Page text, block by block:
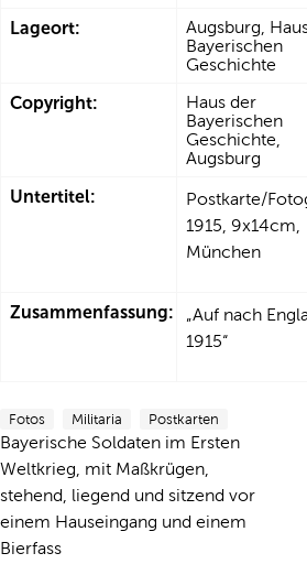
Lageort:
Augsburg,
Bayerischen
Geschichte
Copyright:
Haus der
Bayerischen
Geschichte,
Augsburg
Untertitel:
Postkarte/
1915, 9x14cm,
München
Zusammenfassung:
„Auf nach
1915“
Fotos Militaria Postkarten
Bayerische Soldaten im Ersten
Weltkrieg, mit Maßkrügen,
stehend, liegend und sitzend vor
einem Hauseingang und einem
Bierfass